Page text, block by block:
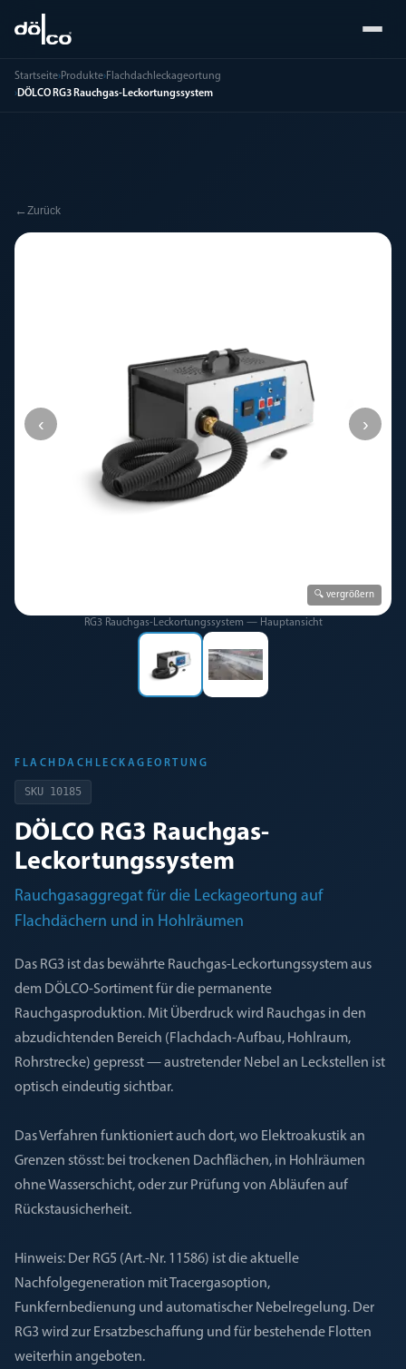
Startseite›Produkte›Flachdachleckageortung
›DÖLCO RG3 Rauchgas-Leckortungssystem
← Zurück
🔍 vergrößern
‹ ›
RG3 Rauchgas-Leckortungssystem — Hauptansicht
FLACHDACHLECKAGEORTUNG
SKU 10185
DÖLCO RG3 Rauchgas-
Leckortungssystem
Rauchgasaggregat für die Leckageortung auf
Flachdächern und in Hohlräumen
Das RG3 ist das bewährte Rauchgas-Leckortungssystem aus
dem DÖLCO-Sortiment für die permanente
Rauchgasproduktion. Mit Überdruck wird Rauchgas in den
abzudichtenden Bereich (Flachdach-Aufbau, Hohlraum,
Rohrstrecke) gepresst — austretender Nebel an Leckstellen ist
optisch eindeutig sichtbar.
Das Verfahren funktioniert auch dort, wo Elektroakustik an
Grenzen stösst: bei trockenen Dachflächen, in Hohlräumen
ohne Wasserschicht, oder zur Prüfung von Abläufen auf
Rückstausicherheit.
Hinweis: Der RG5 (Art.-Nr. 11586) ist die aktuelle
Nachfolgegeneration mit Tracergasoption,
Funkfernbedienung und automatischer Nebelregelung. Der
RG3 wird zur Ersatzbeschaffung und für bestehende Flotten
weiterhin angeboten.